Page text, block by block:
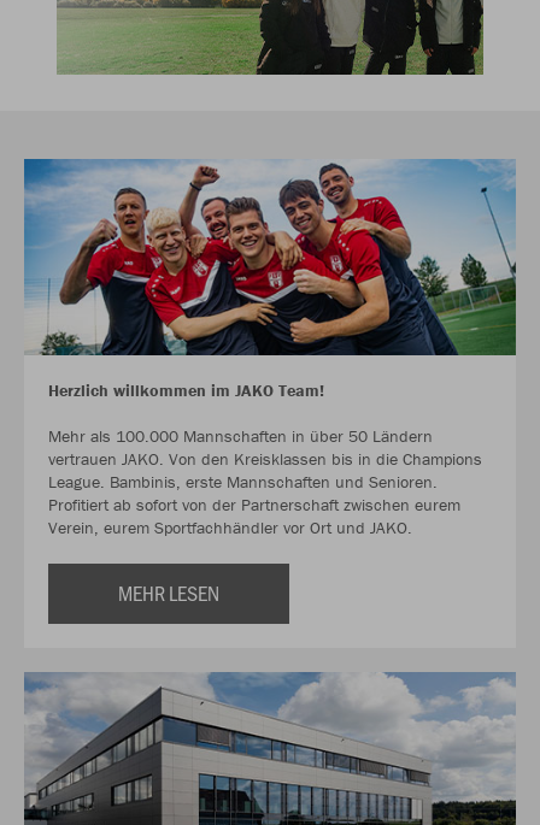
Herzlich willkommen im JAKO Team!
Mehr als 100.000 Mannschaften in über 50 Ländern
vertrauen JAKO. Von den Kreisklassen bis in die Champions
League. Bambinis, erste Mannschaften und Senioren.
Profitiert ab sofort von der Partnerschaft zwischen eurem
Verein, eurem Sportfachhändler vor Ort und JAKO.
MEHR LESEN